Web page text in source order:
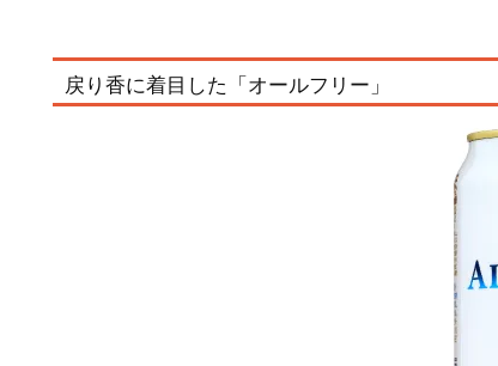
戻り香に着目した「オールフリー」